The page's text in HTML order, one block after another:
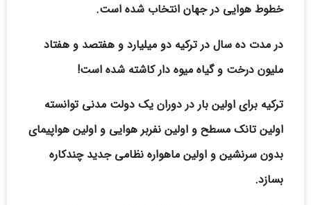
خطوط هوایی در جهان انتخاب شده است.
در مدت ده سال در ترکیه دو میلیارد و هفتصد و هفتاد
ملیون درخت و گیاه میوه دار کاشته شده است!
ترکیه برای اولین بار در دوران یک دولت مدنی توانسته
اولین تانک مسطح و اولین نفربر هوایی و اولین هواپیمای
بدون سرنشین و اولین ماهواره نظامی جدید چندکاره
بسازد.